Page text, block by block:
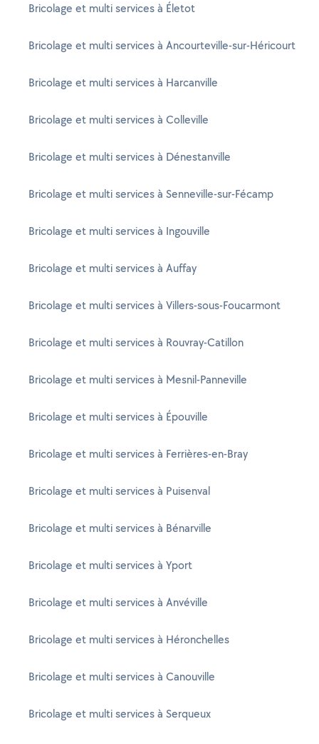
Bricolage et multi services à Életot
Bricolage et multi services à Ancourteville-sur-Héricourt
Bricolage et multi services à Harcanville
Bricolage et multi services à Colleville
Bricolage et multi services à Dénestanville
Bricolage et multi services à Senneville-sur-Fécamp
Bricolage et multi services à Ingouville
Bricolage et multi services à Auffay
Bricolage et multi services à Villers-sous-Foucarmont
Bricolage et multi services à Rouvray-Catillon
Bricolage et multi services à Mesnil-Panneville
Bricolage et multi services à Épouville
Bricolage et multi services à Ferrières-en-Bray
Bricolage et multi services à Puisenval
Bricolage et multi services à Bénarville
Bricolage et multi services à Yport
Bricolage et multi services à Anvéville
Bricolage et multi services à Héronchelles
Bricolage et multi services à Canouville
Bricolage et multi services à Serqueux